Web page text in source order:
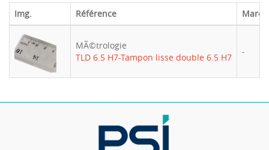
Img. Référence
MÃ©trologie
TLD 6.5 H7-Tampon lisse double 6.5 H7
-